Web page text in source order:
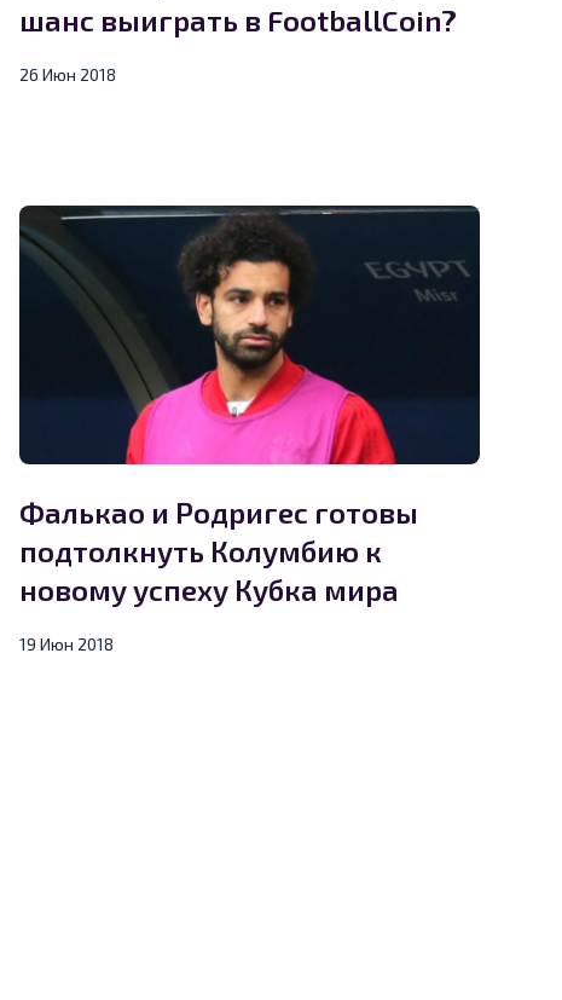
шанс выиграть в FootballCoin?
26 Июн 2018
Фалькао и Родригес готовы
подтолкнуть Колумбию к
новому успеху Кубка мира
19 Июн 2018